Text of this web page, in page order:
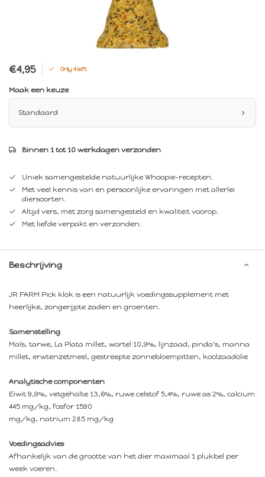
€4,95 Only 4 left
Maak een keuze
Standaard
Binnen 1 tot 10 werkdagen verzonden
Uniek samengestelde natuurlijke Whoopie-recepten.
Met veel kennis van en persoonlijke ervaringen met allerlei
diersoorten.
Altijd vers, met zorg samengesteld en kwaliteit voorop.
Met liefde verpakt en verzonden.
Beschrijving
JR FARM Pick klok is een natuurlijk voedingssupplement met
heerlijke, zongerijpte zaden en groenten.
Samenstelling
Maïs, tarwe, La Plata millet, wortel 10,9%, lijnzaad, pinda's, manna
millet, erwtenzetmeel, gestreepte zonnebloempitten, koolzaadolie
Analytische componenten
Eiwit 9,9%, vetgehalte 13,6%, ruwe celstof 5,4%, ruwe as 2%, calcium
445 mg/kg, fosfor 1590
mg/kg, natrium 285 mg/kg
Voedingsadvies
Afhankelijk van de grootte van het dier maximaal 1 plukbel per
week voeren.